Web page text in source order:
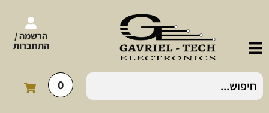
הרשמה /
התחברות
0